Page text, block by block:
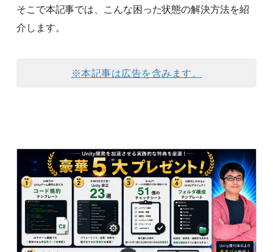
そこで本記事では、こんな困った状態の解決方法を紹
介します。
※本記事は広告を含みます。